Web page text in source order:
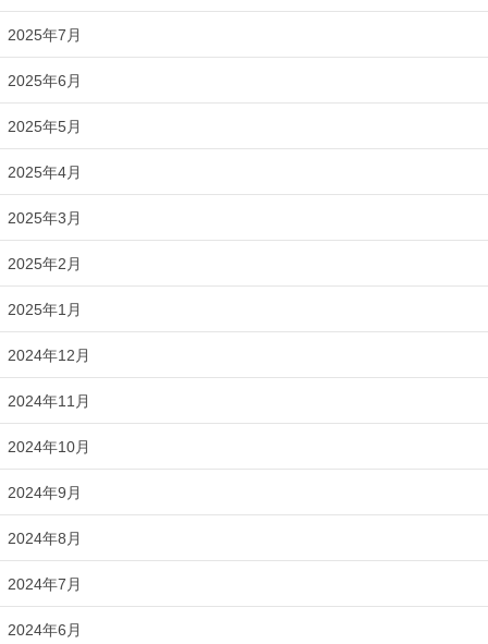
2025年7月
2025年6月
2025年5月
2025年4月
2025年3月
2025年2月
2025年1月
2024年12月
2024年11月
2024年10月
2024年9月
2024年8月
2024年7月
2024年6月